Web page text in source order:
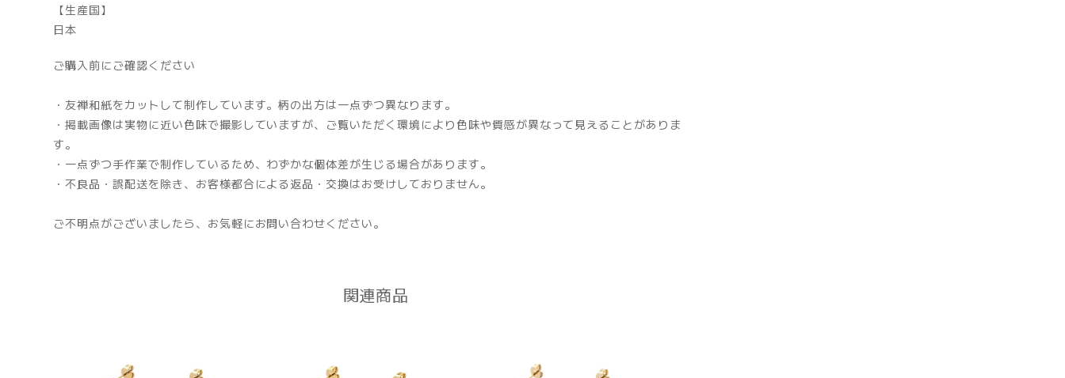
【生産国】
日本
ご購入前にご確認ください
・友禅和紙をカットして制作しています。柄の出方は一点ずつ異なります。
・掲載画像は実物に近い色味で撮影していますが、ご覧いただく環境により色味や質感が異なって見えることがありま
す。
・一点ずつ手作業で制作しているため、わずかな個体差が生じる場合があります。
・不良品・誤配送を除き、お客様都合による返品・交換はお受けしておりません。
ご不明点がございましたら、お気軽にお問い合わせください。
関連商品